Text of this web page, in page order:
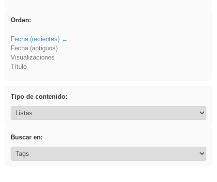
Orden:
Fecha (recientes)
Fecha (antiguos)
Visualizaciones
Título
Tipo de contenido:
Buscar en: